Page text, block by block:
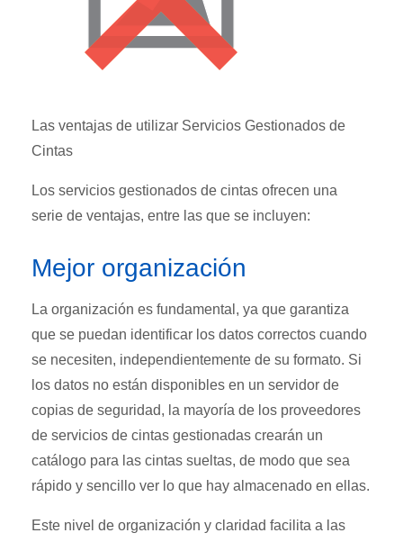
Las ventajas de utilizar Servicios Gestionados de
Cintas
Los servicios gestionados de cintas ofrecen una
serie de ventajas, entre las que se incluyen:
Mejor organización
La organización es fundamental, ya que garantiza
que se puedan identificar los datos correctos cuando
se necesiten, independientemente de su formato. Si
los datos no están disponibles en un servidor de
copias de seguridad, la mayoría de los proveedores
de servicios de cintas gestionadas crearán un
catálogo para las cintas sueltas, de modo que sea
rápido y sencillo ver lo que hay almacenado en ellas.
Este nivel de organización y claridad facilita a las